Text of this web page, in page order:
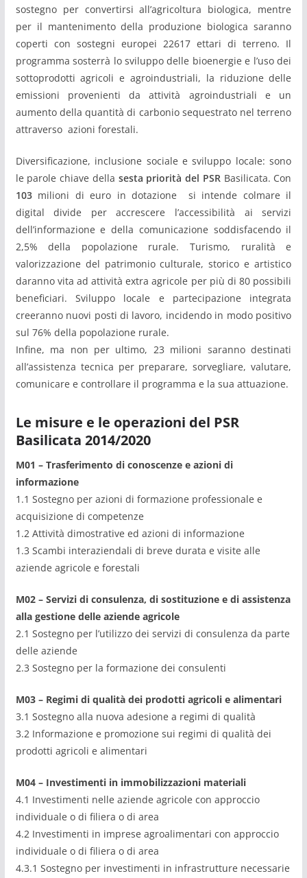
sostegno per convertirsi all’agricoltura biologica, mentre
per il mantenimento della produzione biologica saranno
coperti con sostegni europei 22617 ettari di terreno. Il
programma sosterrà lo sviluppo delle bioenergie e l’uso dei
sottoprodotti agricoli e agroindustriali, la riduzione delle
emissioni provenienti da attività agroindustriali e un
aumento della quantità di carbonio sequestrato nel terreno
attraverso azioni forestali.
Diversificazione, inclusione sociale e sviluppo locale: sono
le parole chiave della sesta priorità del PSRBasilicata. Con
103milioni di euro in dotazione si intende colmare il
digital divide per accrescere l’accessibilità ai servizi
dell’informazione e della comunicazione soddisfacendo il
2,5% della popolazione rurale. Turismo, ruralità e
valorizzazione del patrimonio culturale, storico e artistico
daranno vita ad attività extra agricole per più di 80 possibili
beneficiari. Sviluppo locale e partecipazione integrata
creeranno nuovi posti di lavoro, incidendo in modo positivo
sul 76% della popolazione rurale.
Infine, ma non per ultimo, 23 milioni saranno destinati
all’assistenza tecnica per preparare, sorvegliare, valutare,
comunicare e controllare il programma e la sua attuazione.
Le misure e le operazioni del PSR
Basilicata 2014/2020
M01 – Trasferimento di conoscenze e azioni di
informazione
1.1 Sostegno per azioni di formazione professionale e
acquisizione di competenze
1.2 Attività dimostrative ed azioni di informazione
1.3 Scambi interaziendali di breve durata e visite alle
aziende agricole e forestali
M02 – Servizi di consulenza, di sostituzione e di assistenza
alla gestione delle aziende agricole
2.1 Sostegno per l’utilizzo dei servizi di consulenza da parte
delle aziende
2.3 Sostegno per la formazione dei consulenti
M03 – Regimi di qualità dei prodotti agricoli e alimentari
3.1 Sostegno alla nuova adesione a regimi di qualità
3.2 Informazione e promozione sui regimi di qualità dei
prodotti agricoli e alimentari
M04 – Investimenti in immobilizzazioni materiali
4.1 Investimenti nelle aziende agricole con approccio
individuale o di filiera o di area
4.2 Investimenti in imprese agroalimentari con approccio
individuale o di filiera o di area
4.3.1 Sostegno per investimenti in infrastrutture necessarie